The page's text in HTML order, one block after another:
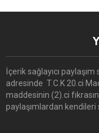
İçerik sağlayıcı
adresinde T.C.K 20.ci
maddesinin (2).ci
paylaşımlardan kendileri